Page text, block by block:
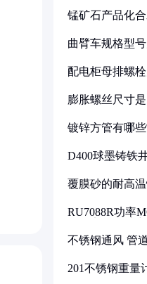
锰矿石产品化
曲臂车规格型
配电柜母排螺
膨胀螺丝尺寸
镀锌方管有哪
D400球墨铸铁
覆膜砂的耐高
RU7088R功率
不锈钢通风 管
201不锈钢重量